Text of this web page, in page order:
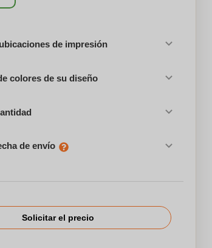
de impresión
colores de su diseño
de envío
Solicitar el precio